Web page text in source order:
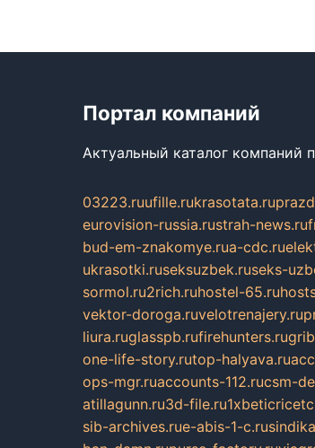
Портал компаний
Актуальный каталог компаний
03223.ruufille.rukrasotata.ru
eurovision-russia.rustrah-news.ru
bud-em-znakomye.rua-cdc.ru
ukrasotki.ruseksuzbek.ruseks-
sormol.ru2rich.ruhostel-65.ru
vektor-doroga.ruvelotrenajery.ru
liura.ruglasspb.rufirehunters.ru
one-life-story.rutop-halyava.ru
ops-mgr.ruaccounts-112.rucsm-
atillagunn.ru3d-file.ru
sib-archives.rue-abis-1-c.ru